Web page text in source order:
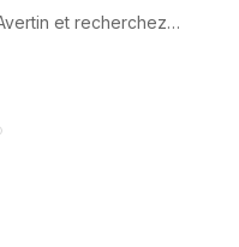
et recherchez…